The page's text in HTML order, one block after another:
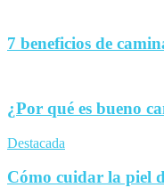
7 beneficios de
¿Por qué es bueno
Destacada
Cómo cuidar la piel